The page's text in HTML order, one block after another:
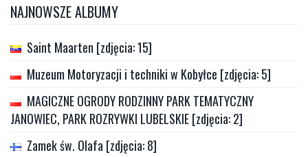
NAJNOWSZE ALBUMY
Saint Maarten [zdjęcia: 15]
Muzeum Motoryzacji i techniki w Kobyłce [zdjęcia: 5]
MAGICZNE OGRODY RODZINNY PARK TEMATYCZNY
JANOWIEC, PARK ROZRYWKI LUBELSKIE [zdjęcia: 2]
Zamek św. Olafa [zdjęcia: 8]